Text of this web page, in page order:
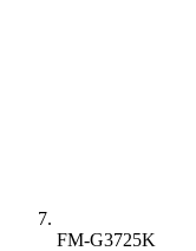
FM-G3725K